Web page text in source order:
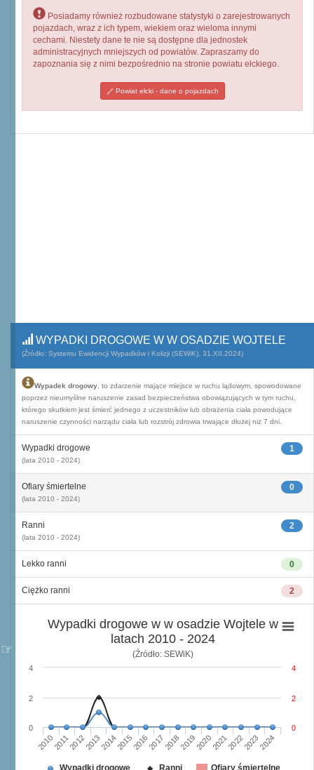
Posiadamy również rozbudowane statystyki o zarejestrowanych
pojazdach, wraz z ich typem, wiekiem oraz wieloma innymi
cechami. Niestety dane te nie są dostępne dla jednostek
administracyjnych mniejszych od powiatów. Zapraszamy do
zapoznania się z nimi bezpośrednio na stronie powiatu ełckiego.
Powiat ełcki - dane o pojazdach
WYPADKI DROGOWE W W OSADZIE WOJTELE
(Źródło: Systemu Ewidencji Wypadków i Kolizji (SEWiK), 31.XII.2024)
Wypadek drogowy , to zdarzenie mające miejsce w ruchu lądowym, spowodowane
poprzez nieumyślne naruszenie zasad bezpieczeństwa obowiązujących w tym ruchu,
którego skutkiem jest śmierć jednego z uczestników lub obrażenia ciała powodujące
naruszenie czynności narządu ciała lub rozstrój zdrowia trwające dłużej niż 7 dni.
1
Wypadki drogowe
(lata 2010 - 2024)
0
Ofiary śmiertelne
(lata 2010 - 2024)
2
Ranni
(lata 2010 - 2024)
0
Lekko ranni
2
Ciężko ranni
Wypadki drogowe w w osadzie Wojtele w
latach 2010 - 2024
(Źródło: SEWiK)
201020112012201320142015201620172018201920202021202220232024
0
2
4
0
2
4
Wypadki drogowe Ranni Ofiary śmiertelne